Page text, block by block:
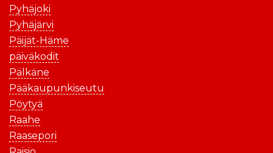
Pyhäjoki
Pyhäjärvi
Päijät-Häme
päiväkodit
Pälkäne
Pääkaupunkiseutu
Pöytyä
Raahe
Raasepori